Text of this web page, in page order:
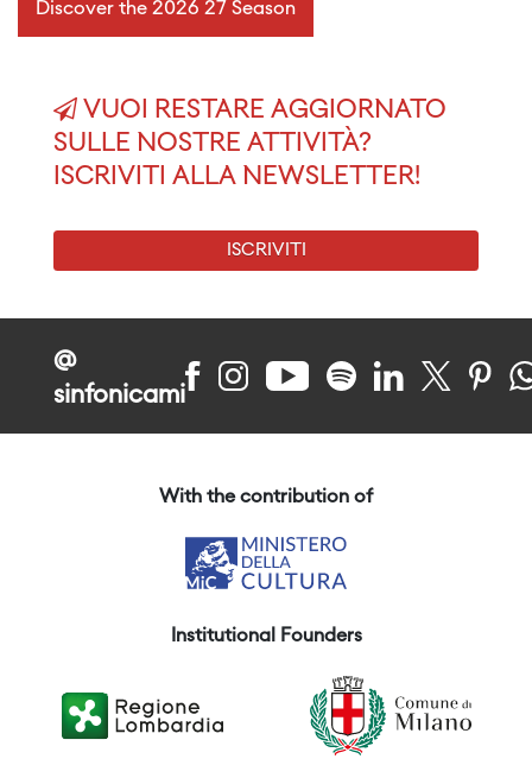
Discover the 2026 27 Season
VUOI RESTARE AGGIORNATO
SULLE NOSTRE ATTIVITÀ?
ISCRIVITI ALLA NEWSLETTER!
ISCRIVITI
@
sinfonicami
With the contribution of
Institutional Founders